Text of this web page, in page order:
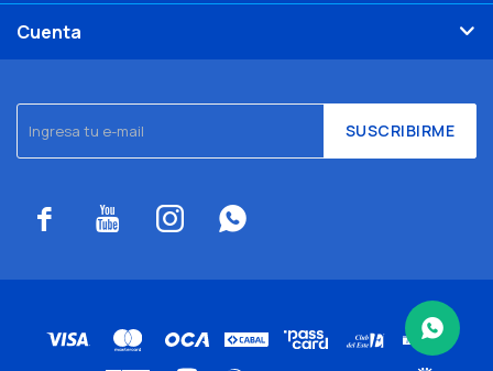
SUSCRIBIRME
   
Cuenta